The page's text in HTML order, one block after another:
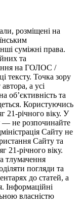
розміщені на
суміжні права.
та
на ГОЛОС /
тексту. Точка зору
а усі
об’єктивність та
Користуючись
21-річного віку. У
— не розпочинайте
Сайту не
Сайту та
21-річного віку.
тлумачення
погляди та
до статей, а
Інформаційні
власністю